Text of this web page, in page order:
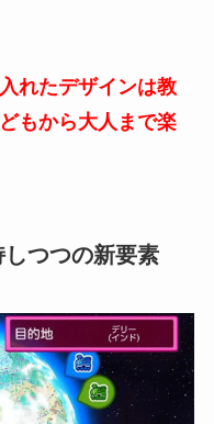
れたデザインは教
もから大人まで楽
つつの新要素